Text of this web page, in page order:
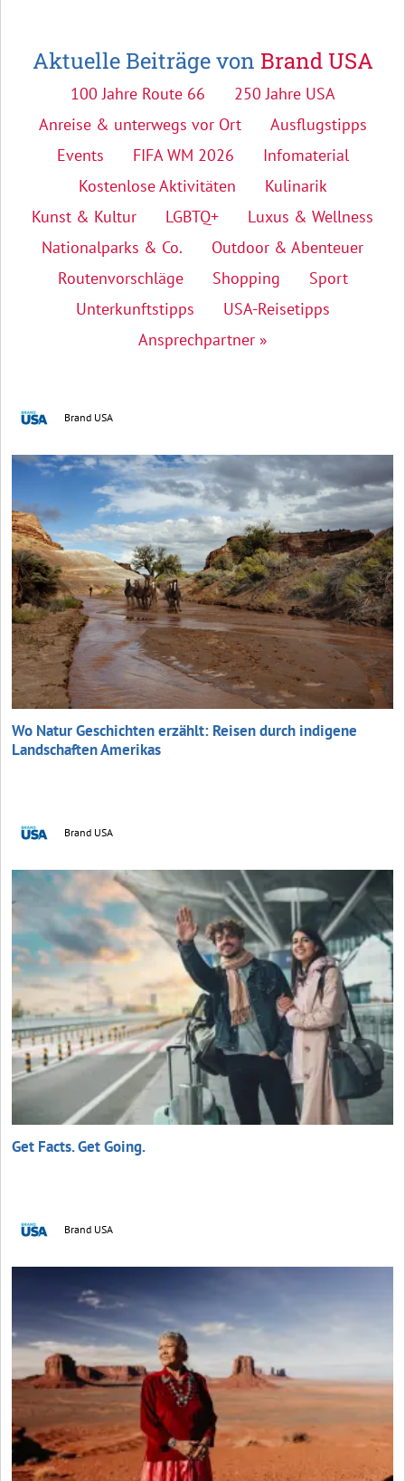
Aktuelle Beiträge von Brand USA
100 Jahre Route 66
250 Jahre USA
Anreise & unterwegs vor Ort
Ausflugstipps
Events
FIFA WM 2026
Infomaterial
Kostenlose Aktivitäten
Kulinarik
Kunst & Kultur
LGBTQ+
Luxus & Wellness
Nationalparks & Co.
Outdoor & Abenteuer
Routenvorschläge
Shopping
Sport
Unterkunftstipps
USA-Reisetipps
Ansprechpartner »
Brand USA
Wo Natur Geschichten erzählt: Reisen durch indigene
Landschaften Amerikas
Brand USA
Get Facts. Get Going.
Brand USA